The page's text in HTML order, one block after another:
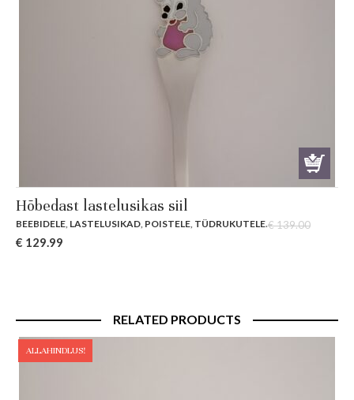
Hõbedast lastelusikas siil
BEEBIDELE, LASTELUSIKAD, POISTELE, TÜDRUKUTELE.€139.00
Original
€ 129.99
RELATED PRODUCTS
ALLAHINDLUS!